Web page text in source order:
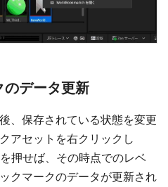
のデータ更新
、保存されている状態を変更
アセットを右クリックし
押せば、その時点でのレベ
クマークのデータが更新され